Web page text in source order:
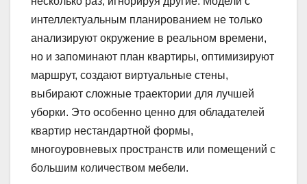
интеллектуальным планированием не только
анализируют окружение в реальном времени,
но и запоминают план квартиры, оптимизируют
маршрут, создают виртуальные стены,
выбирают сложные траектории для лучшей
уборки. Это особенно ценно для обладателей
квартир нестандартной формы,
многоуровневых пространств или помещений с
большим количеством мебели.